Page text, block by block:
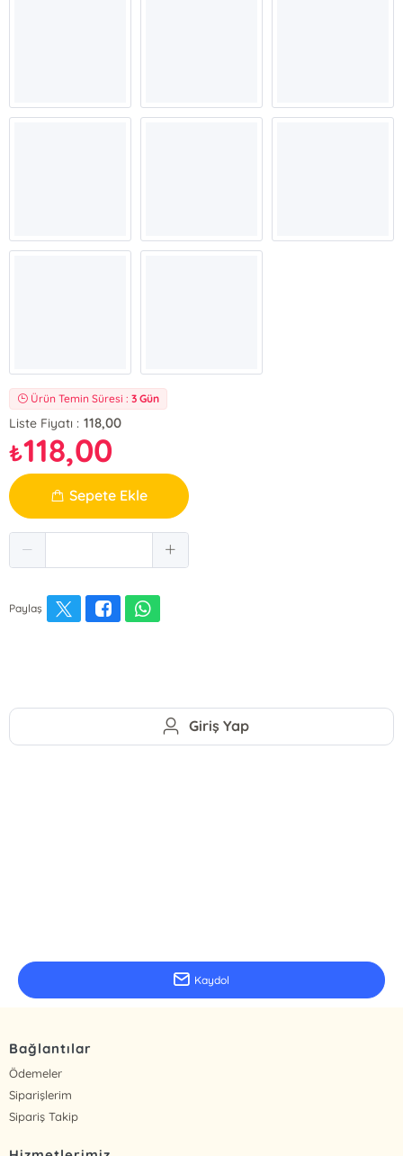
Ürün Temin Süresi :3 Gün
Liste Fiyatı : 118,00
₺118,00
Sepete Ekle
Paylaş
Giriş Yap
Kaydol
Bağlantılar
Ödemeler
Siparişlerim
Sipariş Takip